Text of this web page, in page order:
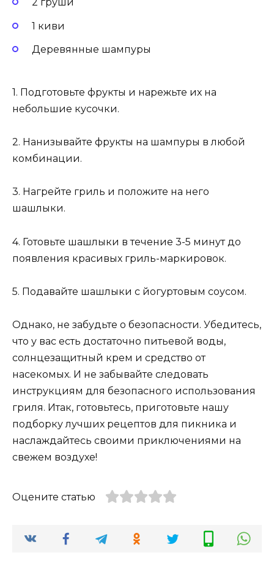
2 груши
1 киви
Деревянные шампуры
1. Подготовьте фрукты и нарежьте их на
небольшие кусочки.
2. Нанизывайте фрукты на шампуры в любой
комбинации.
3. Нагрейте гриль и положите на него
шашлыки.
4. Готовьте шашлыки в течение 3-5 минут до
появления красивых гриль-маркировок.
5. Подавайте шашлыки с йогуртовым соусом.
Однако, не забудьте о безопасности. Убедитесь,
что у вас есть достаточно питьевой воды,
солнцезащитный крем и средство от
насекомых. И не забывайте следовать
инструкциям для безопасного использования
гриля. Итак, готовьтесь, приготовьте нашу
подборку лучших рецептов для пикника и
наслаждайтесь своими приключениями на
свежем воздухе!
Оцените статью